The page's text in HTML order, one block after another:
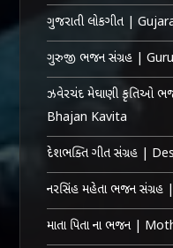
ગુજરાતી લોકગીત |
ગુરુજી ભજન સંગ્રહ |
ઝવેરચંદ મેઘાણી કૃતિઓ
Bhajan Kavita
દેશભક્તિ ગીત સંગ્રહ |
નરસિંહ મહેતા ભજન
માતા પિતા ના ભજન |